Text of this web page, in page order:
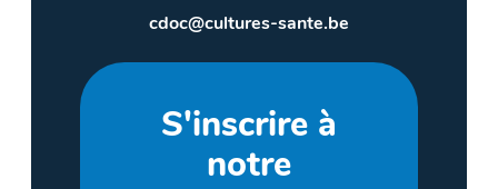
cdoc@cultures-sante.be
S'inscrire à
notre